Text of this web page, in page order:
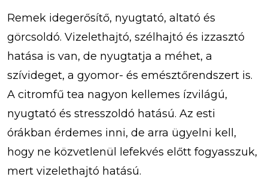
Remek idegerősítő, nyugtató, altató és
görcsoldó. Vizelethajtó, szélhajtó és izzasztó
hatása is van, de nyugtatja a méhet, a
szívideget, a gyomor- és emésztőrendszert is.
A citromfű tea nagyon kellemes ízvilágú,
nyugtató és stresszoldó hatású. Az esti
órákban érdemes inni, de arra ügyelni kell,
hogy ne közvetlenül lefekvés előtt fogyasszuk,
mert vizelethajtó hatású.